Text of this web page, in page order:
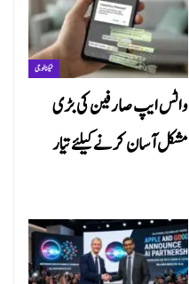
ٹیکنالوجی
واٹس ایپ صارفین کی بڑی
مشکل آسان کرنے کیلئے تیار